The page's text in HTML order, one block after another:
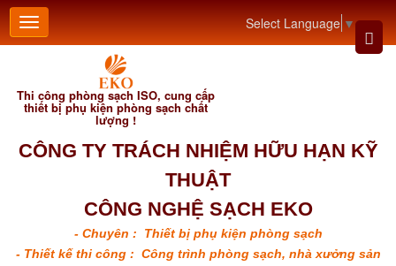
Thi công phòng sạch ISO, cung cấp
thiết bị phụ kiện phòng sạch chất
lượng !
CÔNG TY TRÁCH NHIỆM HỮU HẠN KỸ
THUẬT
CÔNG NGHỆ SẠCH EKO
- Chuyên : Thiết bị phụ kiện phòng sạch
- Thiết kế thi công : Công trình phòng sạch, nhà xưởng sản
Select Language▼